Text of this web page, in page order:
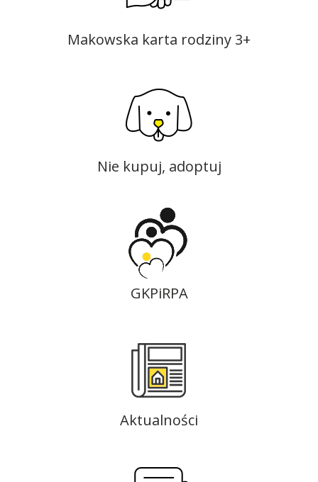
Makowska karta rodziny 3+
Nie kupuj, adoptuj
GKPiRPA
Aktualności